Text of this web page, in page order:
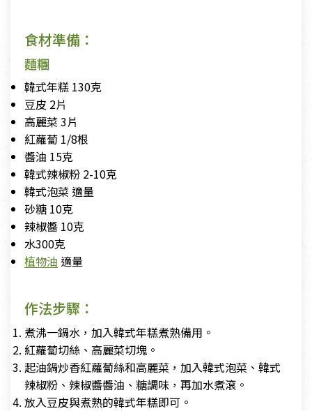
食材準備：
麵糰
韓式年糕 130克
豆皮 2片
高麗菜 3片
紅蘿蔔 1/8根
醬油 15克
韓式辣椒粉 2-10克
韓式泡菜 適量
砂糖 10克
辣椒醬 10克
水300克
植物油 適量
作法步驟：
煮沸一鍋水，加入韓式年糕煮熟備用。
紅蘿蔔切絲、高麗菜切塊。
起油鍋炒香紅蘿蔔絲和高麗菜，加入韓式泡菜、韓式
辣椒粉、辣椒醬醬油、糖調味，再加水煮滾。
放入豆皮與煮熟的韓式年糕即可。